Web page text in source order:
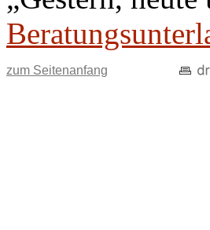
zum Seitenanfang